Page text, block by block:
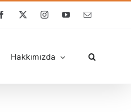
Facebook
X InstagramYouTube
E-
Hakkımızda